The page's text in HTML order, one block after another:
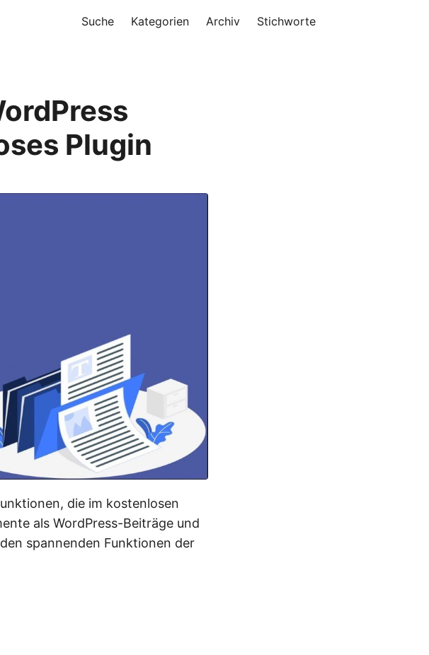
Suche Kategorien Archiv Stichworte
Plugin
die im kostenlosen
als WordPress-Beiträge und
spannenden Funktionen der